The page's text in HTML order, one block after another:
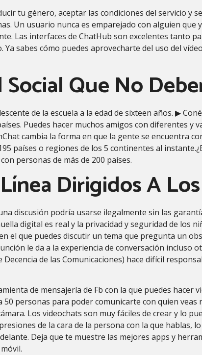
tu género, aceptar las condiciones del servicio y
Un usuario nunca es emparejado con alguien que
Las interfaces de ChatHub son excelentes tanto
sabes cómo puedes aprovecharte del uso del
Que No
de la escuela a la edad de sixteen años. ▶
Puedes hacer muchos amigos con diferentes y
cambia la forma en que la gente se encuentra
países o regiones de los 5 continentes al
personas de más de 200 países.
Dirigidos A
discusión podría usarse ilegalmente sin las
digital es real y la privacidad y seguridad de los
el que puedes discutir un tema que pregunta un
le da a la experiencia de conversación incluso
Decencia de las Comunicaciones) hace difícil
de mensajería de Fb con la que puedes hacer
personas para poder comunicarte con quien
Los videochats son muy fáciles de crear y lo
de la cara de la persona con la que hablas,
Deja que te muestre las mejores apps y